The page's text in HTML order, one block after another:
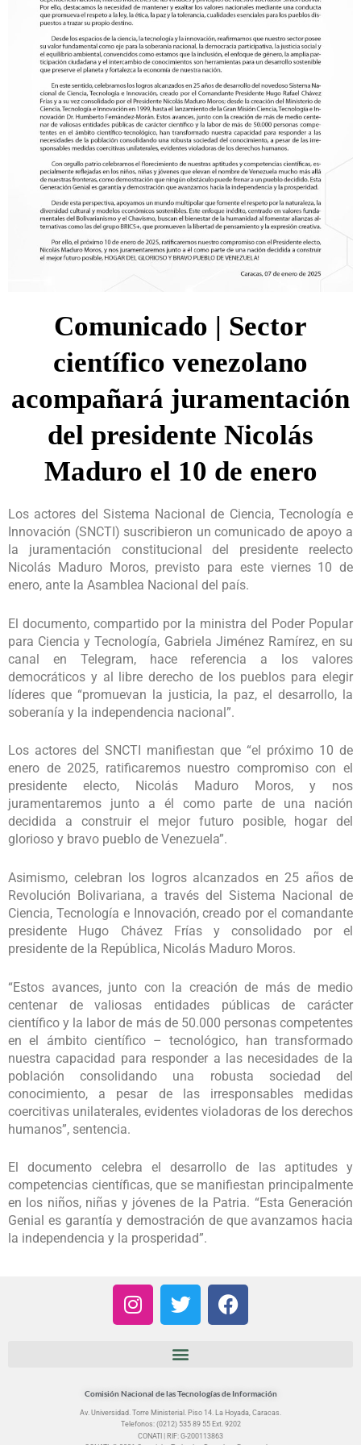
Comunicado | Sector
científico venezolano
acompañará juramentación
del presidente Nicolás
Maduro el 10 de enero
Los actores del Sistema Nacional de Ciencia, Tecnología e
Innovación (SNCTI) suscribieron un comunicado de apoyo a
la juramentación constitucional del presidente reelecto
Nicolás Maduro Moros, previsto para este viernes 10 de
enero, ante la Asamblea Nacional del país.
El documento, compartido por la ministra del Poder Popular
para Ciencia y Tecnología, Gabriela Jiménez Ramírez, en su
canal en Telegram, hace referencia a los valores
democráticos y al libre derecho de los pueblos para elegir
líderes que “promuevan la justicia, la paz, el desarrollo, la
soberanía y la independencia nacional”.
Los actores del SNCTI manifiestan que “el próximo 10 de
enero de 2025, ratificaremos nuestro compromiso con el
presidente electo, Nicolás Maduro Moros, y nos
juramentaremos junto a él como parte de una nación
decidida a construir el mejor futuro posible, hogar del
glorioso y bravo pueblo de Venezuela”.
Asimismo, celebran los logros alcanzados en 25 años de
Revolución Bolivariana, a través del Sistema Nacional de
Ciencia, Tecnología e Innovación, creado por el comandante
presidente Hugo Chávez Frías y consolidado por el
presidente de la República, Nicolás Maduro Moros.
“Estos avances, junto con la creación de más de medio
centenar de valiosas entidades públicas de carácter
científico y la labor de más de 50.000 personas competentes
en el ámbito científico – tecnológico, han transformado
nuestra capacidad para responder a las necesidades de la
población consolidando una robusta sociedad del
conocimiento, a pesar de las irresponsables medidas
coercitivas unilaterales, evidentes violadoras de los derechos
humanos”, sentencia.
El documento celebra el desarrollo de las aptitudes y
competencias científicas, que se manifiestan principalmente
en los niños, niñas y jóvenes de la Patria. “Esta Generación
Genial es garantía y demostración de que avanzamos hacia
la independencia y la prosperidad”.
I
n
g
r
a
T
w
t
e
r
F
a
o
o
k
Comisión Nacional de las Tecnologías de Información
Av. Universidad. Torre Ministerial. Piso 14. La Hoyada, Caracas.
Telefonos: (0212) 535 89 55 Ext. 9202
CONATI | RIF: G-200113863